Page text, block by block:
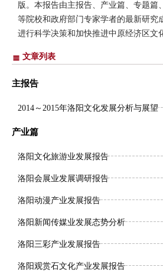
版。本报告由主报告、产业篇、专题
等院校和政府部门专家学者的最新研究
进行科学决策和加快推进中原经济区文
文章列表
主报告
2014～2015年洛阳文化发展分析与展望
产业篇
洛阳文化旅游业发展报告
洛阳会展业发展调研报告
洛阳动漫产业发展报告
洛阳新闻传媒业发展态势分析
洛阳三彩产业发展报告
洛阳观赏石文化产业发展报告